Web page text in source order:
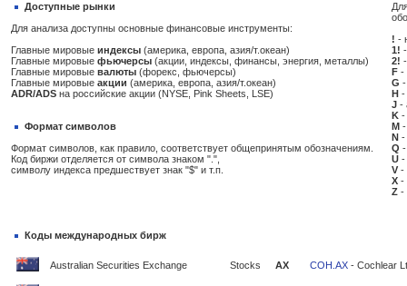
Доступные рынки
Для анализа доступны основные финансовые инструменты:
Главные мировые индексы (америка, европа, азия/т.океан)
Главные мировые фьючерсы (акции, индексы, финансы, энергия, металлы)
Главные мировые валюты (форекс, фьючерсы)
Главные мировые акции (америка, европа, азия/т.океан)
ADR/ADS на российские акции (NYSE, Pink Sheets, LSE)
Формат символов
Формат символов, как правило, соответствует общепринятым обозначениям.
Код биржи отделяется от символа знаком ".",
символу индекса предшествует знак "$" и т.п.
! -
1!
2!
F -
G
H -
J -
K -
M
N -
Q -
U -
V -
X -
Z -
Коды международных бирж
Australian Securities Exchange Stocks AX COH.AX - Cochlear